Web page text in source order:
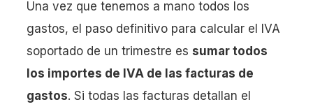
Una vez que tenemos a mano todos los
gastos, el paso definitivo para calcular el IVA
soportado de un trimestre es sumar todos
los importes de IVA de las facturas de
gastos. Si todas las facturas detallan el